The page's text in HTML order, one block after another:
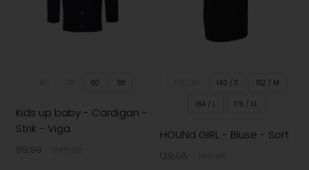
80 98
Kids up baby - Cardigan -
Strik - Viga
99,98
140 / S 152 / M
164 / L 176 / XL
HOUNd GIRL - Bluse - Sort
139,96